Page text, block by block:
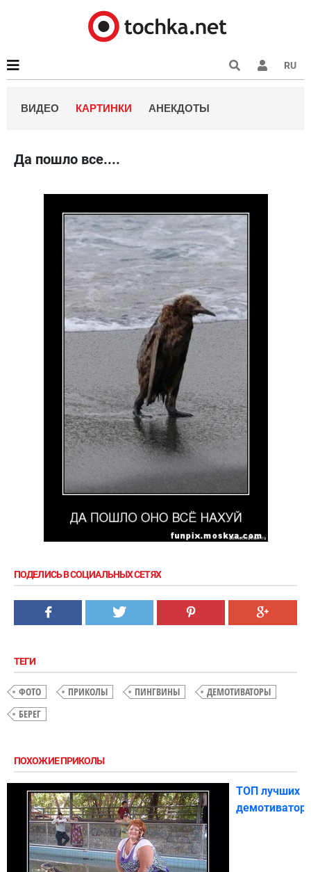
RU
ВИДЕО КАРТИНКИ АНЕКДОТЫ
Да пошло все....
ПОДЕЛИСЬ В СОЦИАЛЬНЫХ СЕТЯХ
ТЕГИ
ФОТО ПРИКОЛЫ ПИНГВИНЫ
ДЕМОТИВАТОРЫ
БЕРЕГ
ПОХОЖИЕ ПРИКОЛЫ
ТОП лучших